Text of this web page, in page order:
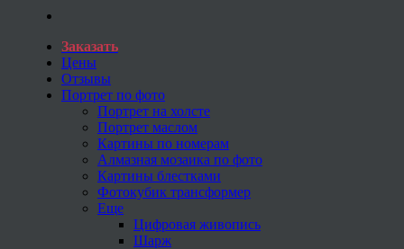
Заказать
Цены
Отзывы
Портрет по фото
Портрет на холсте
Портрет маслом
Картины по номерам
Алмазная мозаика по фото
Картины блестками
Фотокубик трансформер
Еще
Цифровая живопись
Шарж